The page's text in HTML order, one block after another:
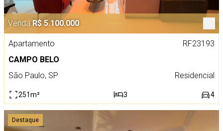
Venda R$ 5.100.000
Apartamento
RF23193
CAMPO BELO
São Paulo, SP
Residencial
251m² 3 4
Destaque